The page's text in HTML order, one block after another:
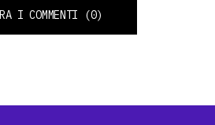
I COMMENTI (0)